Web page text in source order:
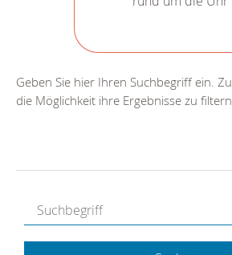
Geben Sie hier Ihren Suchbegriff ein.
die Möglichkeit ihre Ergebnisse zu